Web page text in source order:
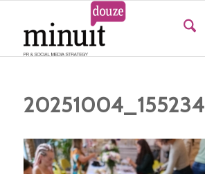
20251004_155234